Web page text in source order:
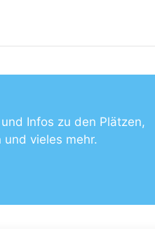
Infos zu den Plätzen,
vieles mehr.